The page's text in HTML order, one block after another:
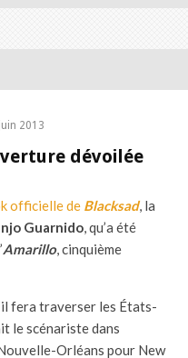
2013
dévoilée
officielle de Blacksad, la
Guarnido, qu’a été
Amarillo, cinquième
fera traverser les États-
le scénariste dans
Orléans pour New